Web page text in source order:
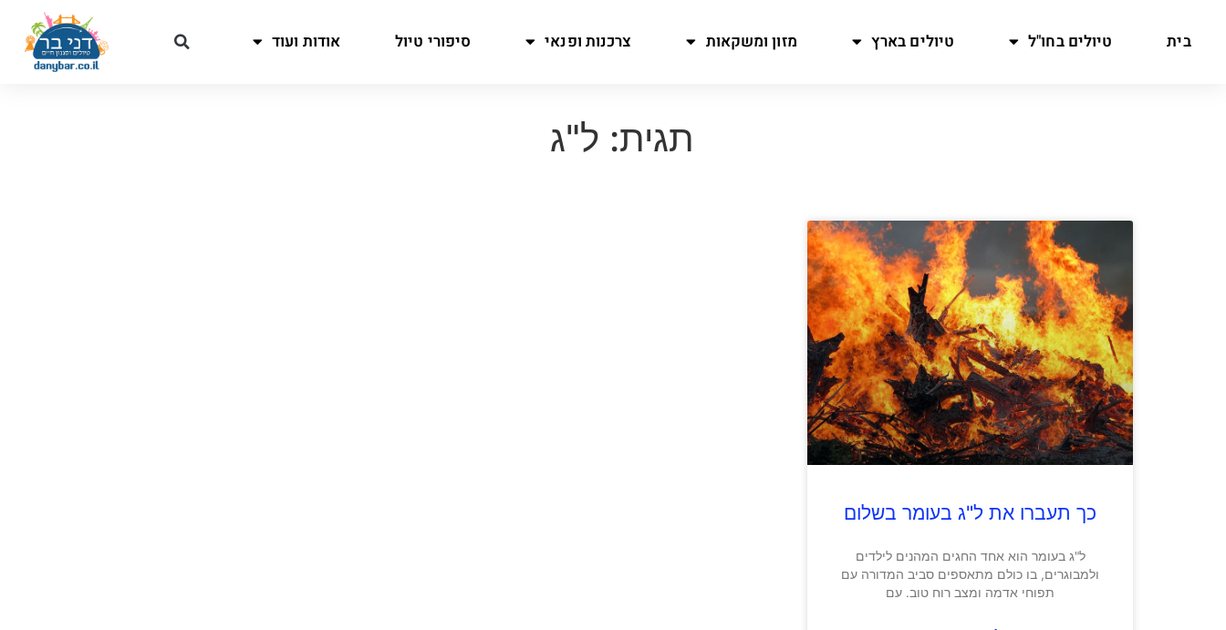
בית טיולים בחו"ל טיולים בארץ מזון ומשקאות צרכנות ופנאי סיפורי טיול אודות ועוד
תגית: ל"ג
כך תעברו את ל"ג בעומר בשלום
ל"ג בעומר הוא אחד החגים המהנים לילדים
ולמבוגרים, בו כולם מתאספים סביב המדורה עם
תפוחי אדמה ומצב רוח טוב. עם